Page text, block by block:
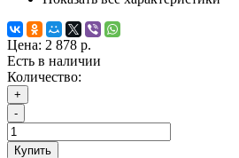
Цена: 2 878 р.
Есть в наличии
Количество:
+
-
Купить